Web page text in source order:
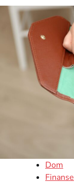
Dom
Finanse